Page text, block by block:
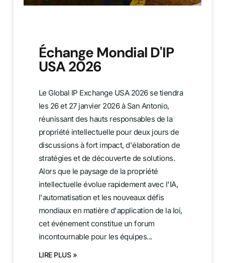
Échange Mondial D'IP
USA 2026
Le Global IP Exchange USA 2026 se tiendra
les 26 et 27 janvier 2026 à San Antonio,
réunissant des hauts responsables de la
propriété intellectuelle pour deux jours de
discussions à fort impact, d'élaboration de
stratégies et de découverte de solutions.
Alors que le paysage de la propriété
intellectuelle évolue rapidement avec l'IA,
l'automatisation et les nouveaux défis
mondiaux en matière d'application de la loi,
cet événement constitue un forum
incontournable pour les équipes...
LIRE PLUS »